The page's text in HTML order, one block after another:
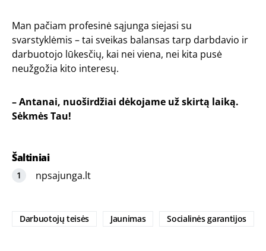
Man pačiam profesinė sąjunga siejasi su
svarstyklėmis – tai sveikas balansas tarp darbdavio ir
darbuotojo lūkesčių, kai nei viena, nei kita pusė
neužgožia kito interesų.
– Antanai, nuoširdžiai dėkojame už skirtą laiką.
Sėkmės Tau!
Šaltiniai
npsajunga.lt
Darbuotojų teisės Jaunimas Socialinės garantijos